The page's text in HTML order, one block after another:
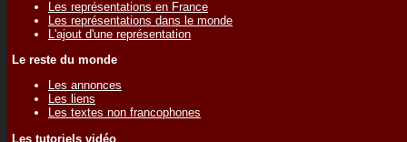
Les représentations en France
Les représentations dans le monde
L'ajout d'une représentation
Le reste du monde
Les annonces
Les liens
Les textes non francophones
Les tutoriels vidéo